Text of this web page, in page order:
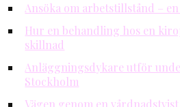
Ansöka om arbetstillstånd –
Hur en behandling hos en
skillnad
Anläggningsdykare utför
Stockholm
Vägen genom en